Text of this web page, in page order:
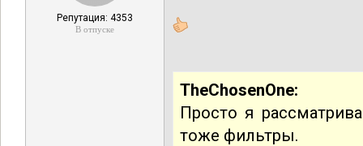
Репутация: 4353
В отпуске
TheChosenOne:
Просто я
тоже фильтры.